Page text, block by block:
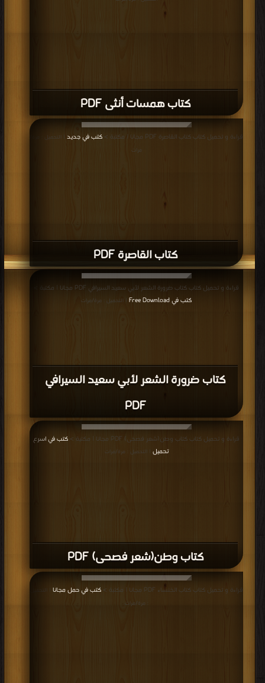
كتاب همسات أنثى PDF
كتاب القاصرة PDF
قراءة و تحميل كتاب كتاب القاصرة PDF مجانا | مكتبة > كتب في جديد | التحميل : مرة/
مرات
كتاب ضرورة الشعر لأبي سعيد السيرافي
PDF
قراءة و تحميل كتاب كتاب ضرورة الشعر لأبي سعيد السيرافي PDF مجانا | مكتبة >
كتب في Free Download
| التحميل : مرة/مرات
كتاب وطن(شعر فصحى) PDF
قراءة و تحميل كتاب كتاب وطن(شعر فصحى) PDF مجانا | مكتبة >
كتب في اسرع
تحميل
| التحميل : مرة/مرات
قراءة و تحميل كتاب كتاب الخنساء PDF مجانا | مكتبة > كتب في حمل مجانا
: مرة/مرات